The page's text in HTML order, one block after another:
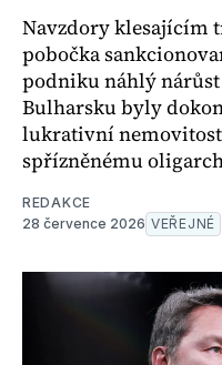
Navzdory klesajícím
pobočka
podniku náhlý
Bulharsku byly
lukrativní
spřízněnému
REDAKCE
28 července 2026 VEŘEJNÉ